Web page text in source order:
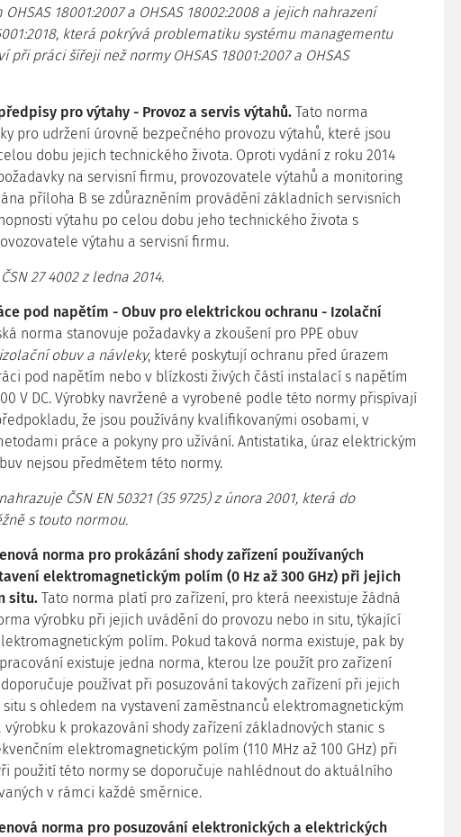
18001:2007 a OHSAS 18002:2008 a jejich nahrazení
která pokrývá problematiku systému managementu
práci šířeji než normy OHSAS 18001:2007 a OHSAS
pro výtahy - Provoz a servis výtahů. Tato norma
pro udržení úrovně bezpečného provozu výtahů, které jsou
dobu jejich technického života. Oproti vydání z roku 2014
na servisní firmu, provozovatele výtahů a monitoring
příloha B se zdůrazněním provádění základních servisních
výtahu po celou dobu jeho technického života s
výtahu a servisní firmu.
27 4002 z ledna 2014.
pod napětím - Obuv pro elektrickou ochranu - Izolační
norma stanovuje požadavky a zkoušení pro PPE obuv
obuv a návleky, které poskytují ochranu před úrazem
pod napětím nebo v blízkosti živých částí instalací s napětím
V DC. Výrobky navržené a vyrobené podle této normy přispívají
že jsou používány kvalifikovanými osobami, v
práce a pokyny pro užívání. Antistatika, úraz elektrickým
nejsou předmětem této normy.
ČSN EN 50321 (35 9725) z února 2001, která do
s touto normou.
norma pro prokázání shody zařízení používaných
elektromagnetickým polím (0 Hz až 300 GHz) při jejich
situ. Tato norma platí pro zařízení, pro která neexistuje žádná
výrobku při jejich uvádění do provozu nebo in situ, týkající
polím. Pokud taková norma existuje, pak by
existuje jedna norma, kterou lze použít pro zařízení
používat při posuzování takových zařízení při jejich
s ohledem na vystavení zaměstnanců elektromagnetickým
výrobku k prokazování shody zařízení základnových stanic s
elektromagnetickým polím (110 MHz až 100 GHz) při
použití této normy se doporučuje nahlédnout do aktuálního
v rámci každé směrnice.
norma pro posuzování elektronických a elektrických